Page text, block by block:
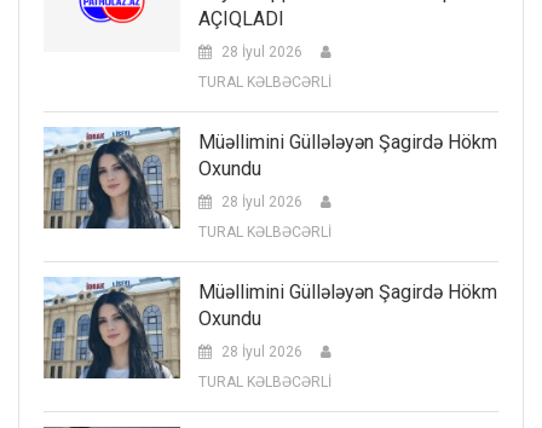
AÇIQLADI
28 İyul 2026
TURAL KƏLBƏCƏRLİ
Müəllimini Güllələyən Şagirdə Hökm
Oxundu
28 İyul 2026
TURAL KƏLBƏCƏRLİ
Müəllimini Güllələyən Şagirdə Hökm
Oxundu
28 İyul 2026
TURAL KƏLBƏCƏRLİ